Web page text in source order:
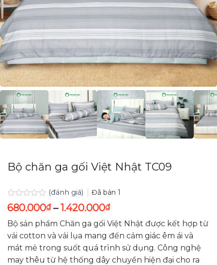
Bộ chăn ga gối Việt Nhật TC09
Được
xếp
hạng
0.0
5
sao
(đánh giá) Đã bán 1
680.000₫–1.420.000₫
Bộ sản phẩm Chăn ga gối Việt Nhật được kết hợp từ
vải cotton và vải lụa mang đến cảm giác êm ái và
mát mẻ trong suốt quá trình sử dụng. Công nghệ
may thêu từ hệ thống dây chuyền hiện đại cho ra